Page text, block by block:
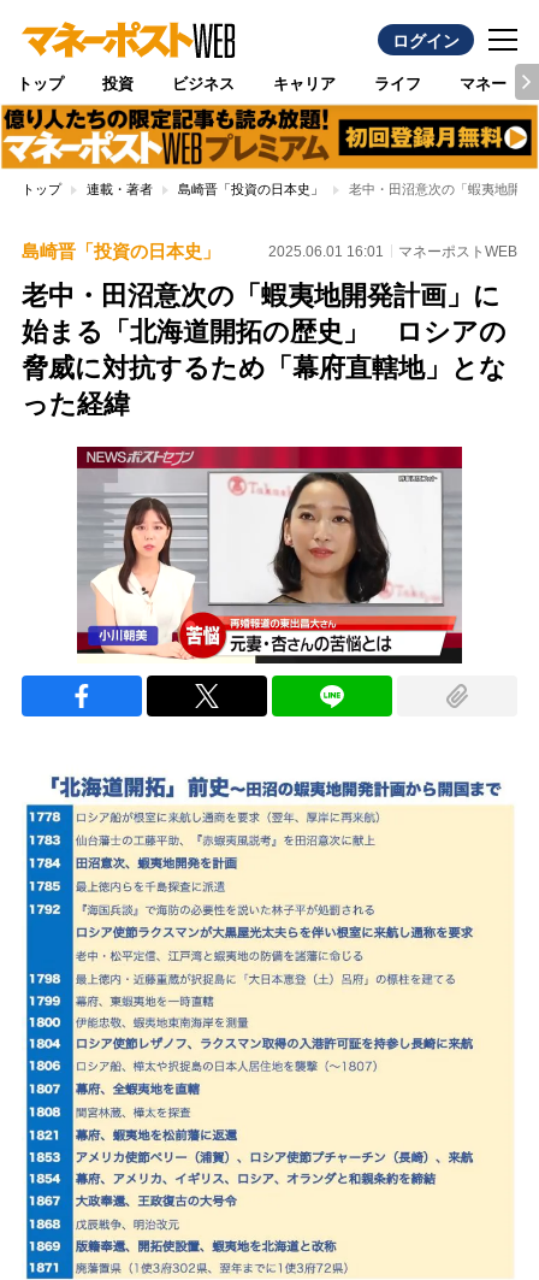
ログイン
トップ 投資 ビジネス キャリア ライフ マネー
トップ 連載・著者 島崎晋「投資の日本史」 老中・田沼意次の「蝦夷地開
島崎晋「投資の日本史」 2025.06.01 16:01 マネーポストWEB
老中・田沼意次の「蝦夷地開発計画」に
始まる「北海道開拓の歴史」 ロシアの
脅威に対抗するため「幕府直轄地」とな
った経緯